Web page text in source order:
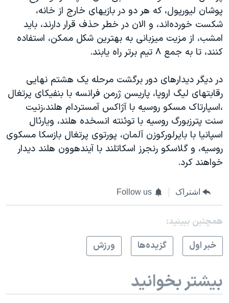
اعتراضات مردمی آبان ۹۸
اسرائیل در جنگ
نرگس محمدی برنده جایزه نوبل صلح
همایش محافظه‌کاران آمریکا «سی‌پک»
صفحه‌های ویژه
سفر پرزیدنت ترامپ به چین
پوشان لیورپول، که هر دو در بازیهای خارج از خانه،
شکست خورده‌اند، و الان در خطر حذف قرار دارند، باید
امشب، از مزیت میزبانی به بهترین شکل ممکن، استفاده
کنند، تا به جمع ۸ تیم برتر راه یابند.
در دیگر دیدارهای دور برگشت مرحله یک هشتم نهایی
رقابتهای لیگ اروپا، پاریسن ژرمن فرانسه با بنفیکای پرتغال
،اسپارتاک مسکو روسیه با آژاکس آمستردام هلند،زنیت
سنت پترزبورگ روسیه با توئنته انسخده هلند، ویارئال
اسپانیا با بایرلورکوزن آلمان، پورتوی پرتغال بازسکا مسکوی
روسیه، و گلاسکو رنجرز اسکاتلند با آیندهوون هلند دیدار
خواهند کرد.
اشتراک Follow us
همچنبن ببینید:
خبر اول
گزيده‌ها ورزش
بیشتر بخوانید